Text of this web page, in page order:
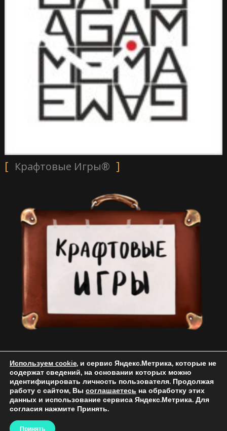
Крафтовые Игры®
Copyright © 2018 - 2026 Крафтовые игры, ИП Длужневский Н.С All rights reserved.
Информация о стоимости услуг и товаров не является публичной офертой
Изображения игр на фотографиях могут отличаться от оригиналов.
Мастерская
Используем cookie, и сервис Яндекс.Метрика, которые не
содержат сведений, на основании которых можно
идентифицировать личность пользователя. Продолжая
работу с сайтом, Вы соглашаетесь на обработку этих
данных и использование сервиса Яндекс.Метрика. Для
согласия нажмите Принять.
Принять